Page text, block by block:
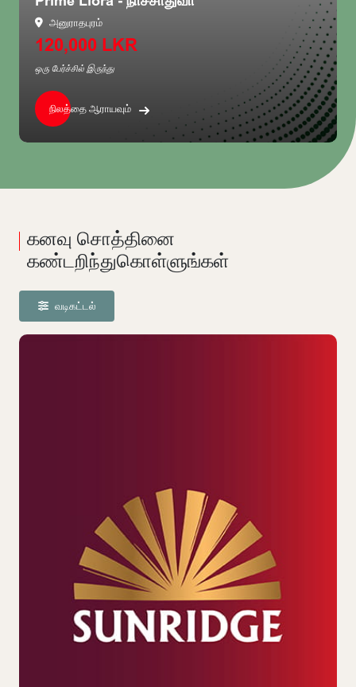
அனுராதபுரம்
120,000 LKR
ஒரு பேர்ச்சில் இருந்து
நிலத்தை ஆராயவும்
கனவு சொத்தினை
கண்டறிந்துகொள்ளுங்கள்
வடிகட்டல்